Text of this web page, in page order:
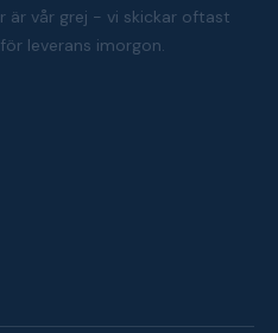
är vår grej - vi skickar oftast
leverans imorgon.